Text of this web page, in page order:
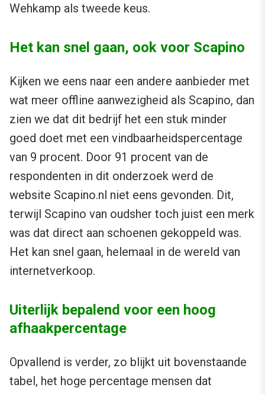
Wehkamp als tweede keus.
Het kan snel gaan, ook voor Scapino
Kijken we eens naar een andere aanbieder met
wat meer offline aanwezigheid als Scapino, dan
zien we dat dit bedrijf het een stuk minder
goed doet met een vindbaarheidspercentage
van 9 procent. Door 91 procent van de
respondenten in dit onderzoek werd de
website Scapino.nl niet eens gevonden. Dit,
terwijl Scapino van oudsher toch juist een merk
was dat direct aan schoenen gekoppeld was.
Het kan snel gaan, helemaal in de wereld van
internetverkoop.
Uiterlijk bepalend voor een hoog
afhaakpercentage
Opvallend is verder, zo blijkt uit bovenstaande
tabel, het hoge percentage mensen dat